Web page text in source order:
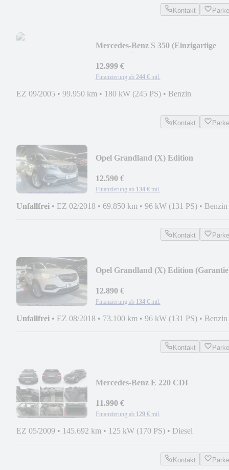
Kontakt
Mercedes-Benz S 350 (Einzigartige
12.999 €
Finanzierung ab 244 € mtl.
EZ 09/2005 • 99.950 km • 180 kW (245 PS) • Benzin
Kontakt
Opel Grandland (X) Edition
12.590 €
Finanzierung ab 134 € mtl.
Unfallfrei • EZ 02/2018 • 69.850 km • 96 kW (131 PS) • Benzin
Kontakt
Opel Grandland (X) Edition
12.890 €
Finanzierung ab 134 € mtl.
Unfallfrei • EZ 08/2018 • 73.100 km • 96 kW (131 PS) • Benzin
Kontakt
Mercedes-Benz E 220 CDI
11.990 €
Finanzierung ab 129 € mtl.
EZ 05/2009 • 145.692 km • 125 kW (170 PS) • Diesel
Kontakt